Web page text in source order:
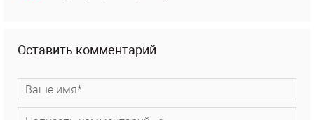
Оставить комментарий